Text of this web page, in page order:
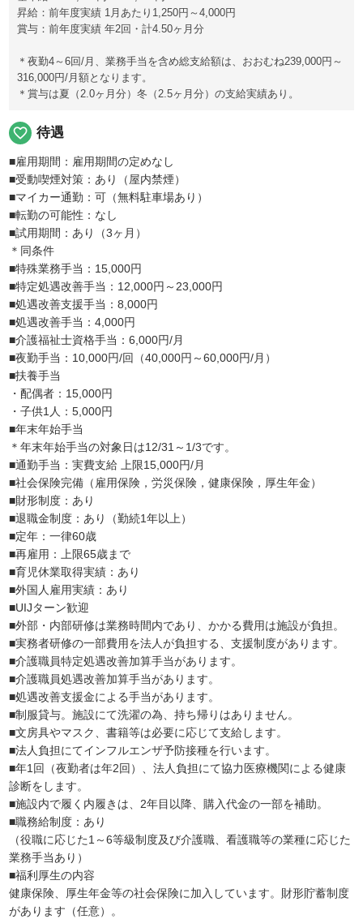
昇給：前年度実績 1月あたり1,250円～4,000円
賞与：前年度実績 年2回・計4.50ヶ月分
＊夜勤4～6回/月、業務手当を含め総支給額は、おおむね239,000円～
316,000円/月額となります。
＊賞与は夏（2.0ヶ月分）冬（2.5ヶ月分）の支給実績あり。
favorite_border 待遇
■雇用期間：雇用期間の定めなし
■受動喫煙対策：あり（屋内禁煙）
■マイカー通勤：可（無料駐車場あり）
■転勤の可能性：なし
■試用期間：あり（3ヶ月）
＊同条件
■特殊業務手当：15,000円
■特定処遇改善手当：12,000円～23,000円
■処遇改善支援手当：8,000円
■処遇改善手当：4,000円
■介護福祉士資格手当：6,000円/月
■夜勤手当：10,000円/回（40,000円～60,000円/月）
■扶養手当
・配偶者：15,000円
・子供1人：5,000円
■年末年始手当
＊年末年始手当の対象日は12/31～1/3です。
■通勤手当：実費支給 上限15,000円/月
■社会保険完備（雇用保険，労災保険，健康保険，厚生年金）
■財形制度：あり
■退職金制度：あり（勤続1年以上）
■定年：一律60歳
■再雇用：上限65歳まで
■育児休業取得実績：あり
■外国人雇用実績：あり
■UIJターン歓迎
■外部・内部研修は業務時間内であり、かかる費用は施設が負担。
■実務者研修の一部費用を法人が負担する、支援制度があります。
■介護職員特定処遇改善加算手当があります。
■介護職員処遇改善加算手当があります。
■処遇改善支援金による手当があります。
■制服貸与。施設にて洗濯の為、持ち帰りはありません。
■文房具やマスク、書籍等は必要に応じて支給します。
■法人負担にてインフルエンザ予防接種を行います。
■年1回（夜勤者は年2回）、法人負担にて協力医療機関による健康
診断をします。
■施設内で履く内履きは、2年目以降、購入代金の一部を補助。
■職務給制度：あり
（役職に応じた1～6等級制度及び介護職、看護職等の業種に応じた
業務手当あり）
■福利厚生の内容
健康保険、厚生年金等の社会保険に加入しています。財形貯蓄制度
があります（任意）。